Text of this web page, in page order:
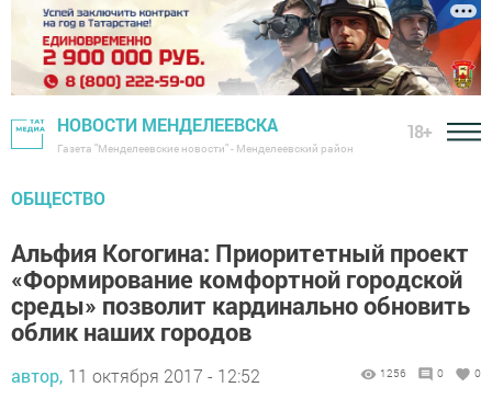
НОВОСТИ МЕНДЕЛЕЕВСКА
Газета "Менделеевские новости" - Менделеевский район
18+
ОБЩЕСТВО
Альфия Когогина: Приоритетный проект
«Формирование комфортной городской
среды» позволит кардинально обновить
облик наших городов
автор, 11 октября 2017 - 12:52 1256 0 0